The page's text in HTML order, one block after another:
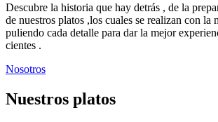
Descubre la historia que hay detrás , de la
de nuestros platos ,los cuales se realizan con la
puliendo cada detalle para dar la mejor
cientes .
Nosotros
Nuestros platos